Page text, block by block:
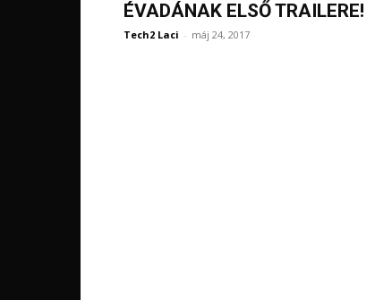
ÉVADÁNAK ELSŐ TRAILERE!
Tech2 Laci - máj 24, 2017